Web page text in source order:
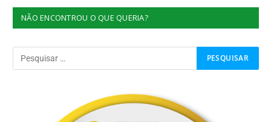
NÃO ENCONTROU O QUE QUERIA?